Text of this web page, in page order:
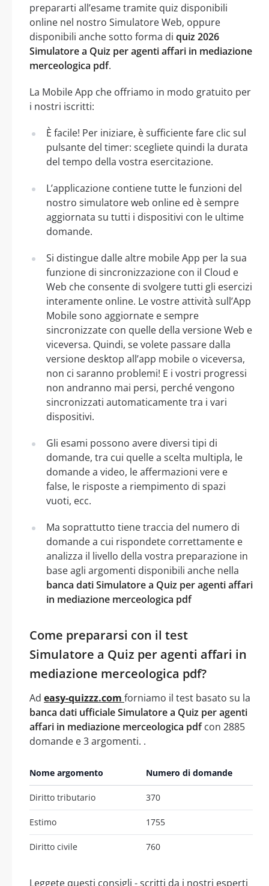
prepararti all’esame tramite quiz disponibili
online nel nostro Simulatore Web, oppure
disponibili anche sotto forma di quiz 2026
Simulatore a Quiz per agenti affari in mediazione
merceologica pdf.
La Mobile App che offriamo in modo gratuito per
i nostri iscritti:
È facile! Per iniziare, è sufficiente fare clic sul
pulsante del timer: scegliete quindi la durata
del tempo della vostra esercitazione.
L’applicazione contiene tutte le funzioni del
nostro simulatore web online ed è sempre
aggiornata su tutti i dispositivi con le ultime
domande.
Si distingue dalle altre mobile App per la sua
funzione di sincronizzazione con il Cloud e
Web che consente di svolgere tutti gli esercizi
interamente online. Le vostre attività sull’App
Mobile sono aggiornate e sempre
sincronizzate con quelle della versione Web e
viceversa. Quindi, se volete passare dalla
versione desktop all’app mobile o viceversa,
non ci saranno problemi! E i vostri progressi
non andranno mai persi, perché vengono
sincronizzati automaticamente tra i vari
dispositivi.
Gli esami possono avere diversi tipi di
domande, tra cui quelle a scelta multipla, le
domande a video, le affermazioni vere e
false, le risposte a riempimento di spazi
vuoti, ecc.
Ma soprattutto tiene traccia del numero di
domande a cui rispondete correttamente e
analizza il livello della vostra preparazione in
base agli argomenti disponibili anche nella
banca dati Simulatore a Quiz per agenti affari
in mediazione merceologica pdf
Come prepararsi con il test
Simulatore a Quiz per agenti affari in
mediazione merceologica pdf?
Ad easy-quizzz.com forniamo il test basato su la
banca dati ufficiale Simulatore a Quiz per agenti
affari in mediazione merceologica pdfcon 2885
domande e 3 argomenti. .
Nome argomento Numero di domande
Diritto tributario 370
Estimo 1755
Diritto civile 760
Leggete questi consigli - scritti da i nostri esperti